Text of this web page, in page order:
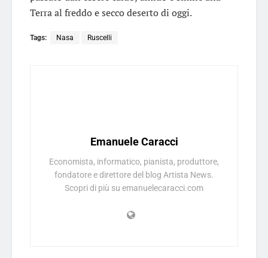
Terra al freddo e secco deserto di oggi.
Tags: Nasa Ruscelli
Emanuele Caracci
Economista, informatico, pianista, produttore,
fondatore e direttore del blog Artista News.
Scopri di più su emanuelecaracci.com